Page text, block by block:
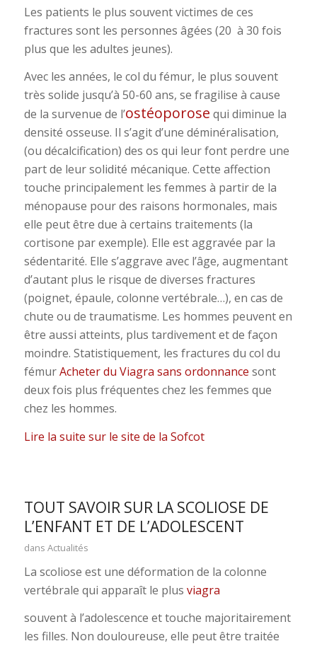
Les patients le plus souvent victimes de ces
fractures sont les personnes âgées (20 à 30 fois
plus que les adultes jeunes).
Avec les années, le col du fémur, le plus souvent
très solide jusqu’à 50-60 ans, se fragilise à cause
de la survenue de l’ostéoporose qui diminue la
densité osseuse. Il s’agit d’une déminéralisation,
(ou décalcification) des os qui leur font perdre une
part de leur solidité mécanique. Cette affection
touche principalement les femmes à partir de la
ménopause pour des raisons hormonales, mais
elle peut être due à certains traitements (la
cortisone par exemple). Elle est aggravée par la
sédentarité. Elle s’aggrave avec l’âge, augmentant
d’autant plus le risque de diverses fractures
(poignet, épaule, colonne vertébrale…), en cas de
chute ou de traumatisme. Les hommes peuvent en
être aussi atteints, plus tardivement et de façon
moindre. Statistiquement, les fractures du col du
fémurAcheter du Viagra sans ordonnance sont
deux fois plus fréquentes chez les femmes que
chez les hommes.
Lire la suite sur le site de la Sofcot
TOUT SAVOIR SUR LA SCOLIOSE DE
L’ENFANT ET DE L’ADOLESCENT
dans Actualités
La scoliose est une déformation de la colonne
vertébrale qui apparaît le plus viagra
souvent à l’adolescence et touche majoritairement
les filles. Non douloureuse, elle peut être traitée